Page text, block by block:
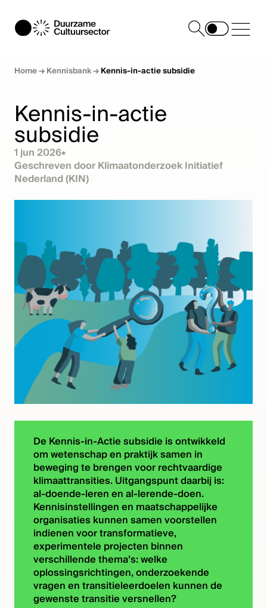
Home→Kennisbank→Kennis-in-actie subsidie
Kennis-in-actie
subsidie
1 jun 2026•
Geschreven door Klimaatonderzoek Initiatief
Nederland (KIN)
De Kennis-in-Actie subsidie is ontwikkeld
om wetenschap en praktijk samen in
beweging te brengen voor rechtvaardige
klimaattransities. Uitgangspunt daarbij is:
al-doende-leren en al-lerende-doen.
Kennisinstellingen en maatschappelijke
organisaties kunnen samen voorstellen
indienen voor transformatieve,
experimentele projecten binnen
verschillende thema’s: welke
oplossingsrichtingen, onderzoekende
vragen en transitieleerdoelen kunnen de
gewenste transitie versnellen?